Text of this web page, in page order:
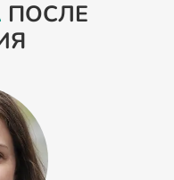
ПОСЛЕ